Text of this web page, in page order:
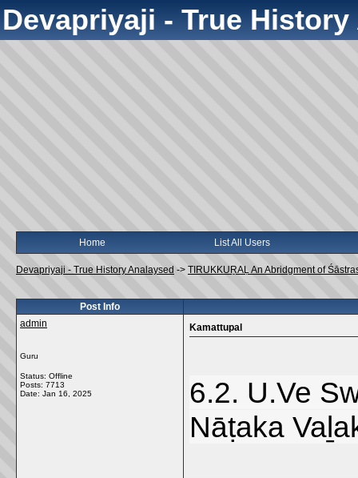
Devapriyaji - True
Home List All Users
Devapriyaji - True History Analaysed -> TIRUKKUṞAḶ An Abridgment of
Post Info
admin
Guru
Status: Offline
Posts: 7713
Date: Jan 16, 2025
Kamattupal
6.2. U.Ve
Nāṭaka